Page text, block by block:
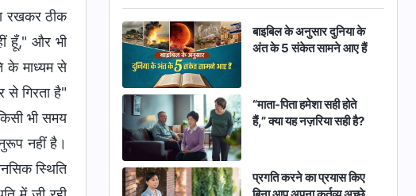
रखकर ठीक
हूँ," और भी
के माध्यम से
से गिरता है"
भी समय
नहीं है।
स्थिति
बाइबिल के अनुसार दुनिया के
अंत के 5 संकेत सामने आए हैं
“माता-पिता हमेशा सही होते
हैं,” क्या यह नज़रिया सही है?
प्रगति करने का प्रयास किए